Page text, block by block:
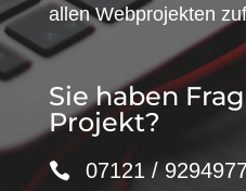
allen Webprojekten
Sie haben
Projekt?
07121 /